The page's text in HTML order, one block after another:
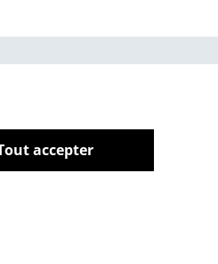
accepter